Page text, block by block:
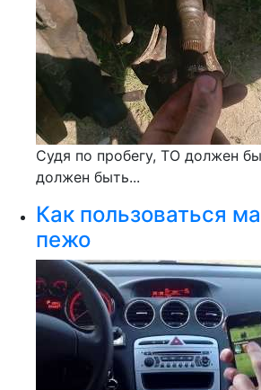
Судя по пробегу, ТО должен
должен быть...
Как пользоваться
пежо